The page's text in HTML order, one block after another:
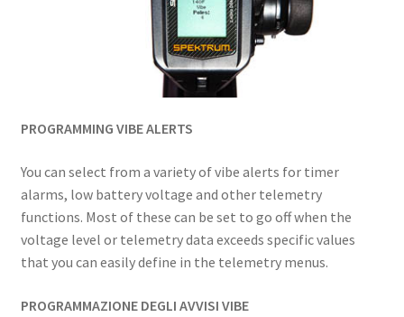
PROGRAMMING VIBE ALERTS
You can select from a variety of vibe alerts for timer
alarms, low battery voltage and other telemetry
functions. Most of these can be set to go off when the
voltage level or telemetry data exceeds specific values
that you can easily define in the telemetry menus.
PROGRAMMAZIONE DEGLI AVVISI VIBE